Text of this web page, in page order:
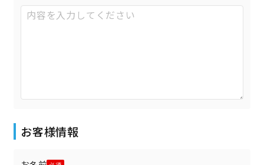
お客様情報